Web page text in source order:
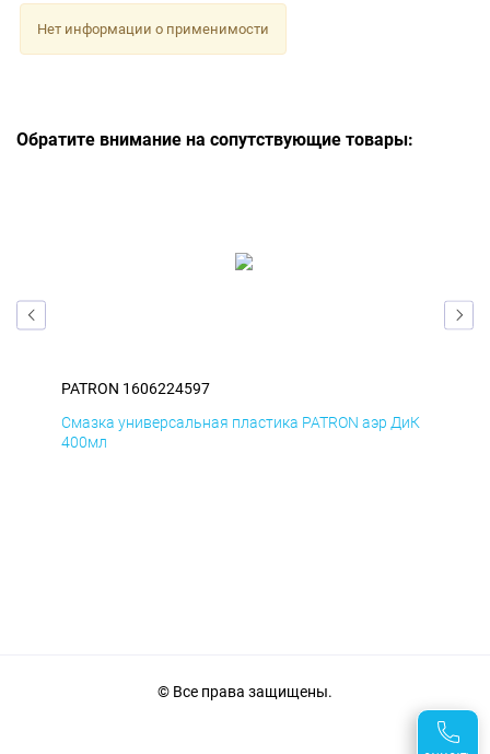
Нет информации о применимости
Обратите внимание на сопутствующие товары:
PATRON 1606224597
Смазка универсальная пластика PATRON аэр ДиК
400мл
© Все права защищены.